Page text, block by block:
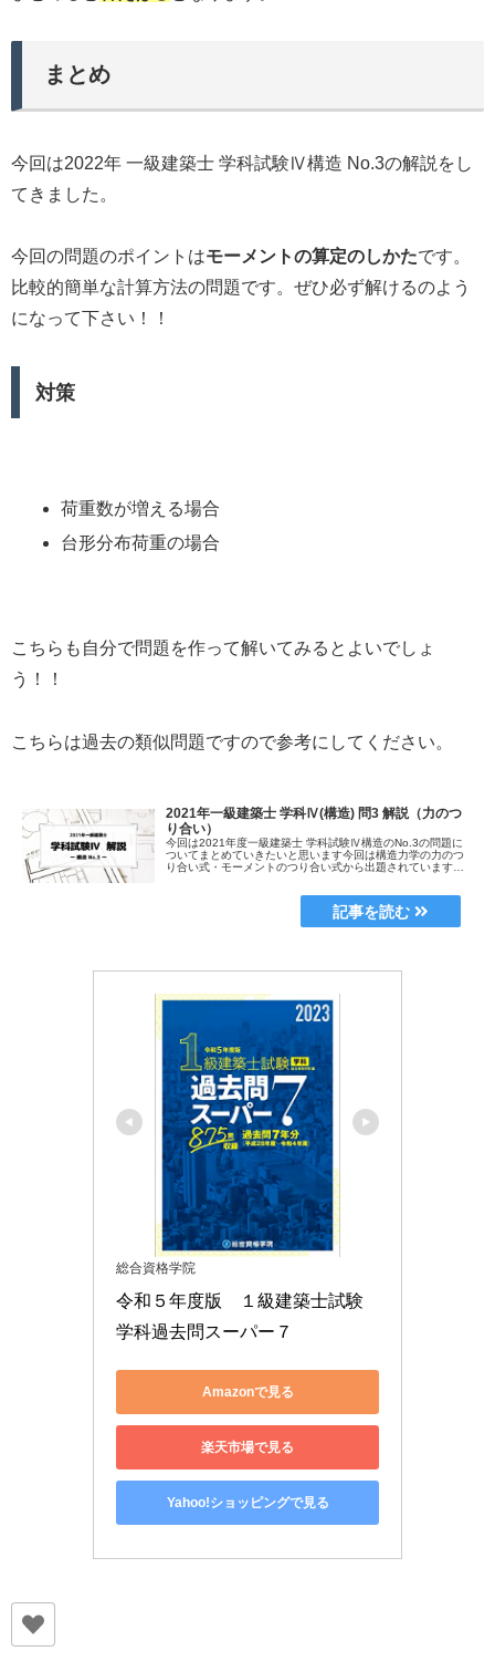
まとめ
今回は2022年 一級建築士 学科試験Ⅳ構造 No.3の解説をし
てきました。
今回の問題のポイントはモーメントの算定のしかたです。
比較的簡単な計算方法の問題です。ぜひ必ず解けるのよう
になって下さい！！
対策
荷重数が増える場合
台形分布荷重の場合
こちらも自分で問題を作って解いてみるとよいでしょ
う！！
こちらは過去の類似問題ですので参考にしてください。
2021年一級建築士 学科Ⅳ(構造) 問3 解説（力のつ
り合い）
今回は2021年度一級建築士 学科試験Ⅳ構造のNo.3の問題に
ついてまとめていきたいと思います今回は構造力学の力のつ
り合い式・モーメントのつり合い式から出題されています聞
総合資格学院
令和５年度版　１級建築士試験
学科過去問スーパー７
Amazonで見る
楽天市場で見る
Yahoo!ショッピングで見る